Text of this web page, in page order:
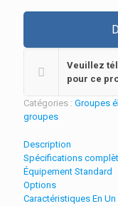
Veuillez
pour ce
Catégories : Groupes
groupes
Description
Spécifications
Équipement Standard
Options
Caractéristiques En